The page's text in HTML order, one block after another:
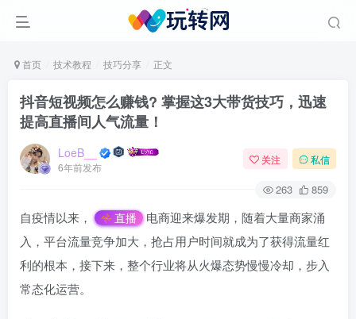
首页 技术教程 技巧分享 正文
抖音短视频怎么赚钱? 掌握这3大带货技巧，迅速
提高直播间人气流量！
LoeB__
6年前发布
关注 私信
263 859
自疫情以来， 直播
电商迎来爆发期，随着大量商家涌
入，平台流量竞争加大，抢占用户时间就成为了获得流量红
利的根本，接下来，整个行业将从火爆态势慢慢冷却，步入
常态化运营。